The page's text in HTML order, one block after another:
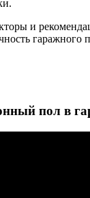
и
гаражного
пол в